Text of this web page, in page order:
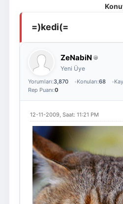
Giriş Yap
=)kedi(=
ZeNabiN
Yeni Üye
Yorumları:3,870 Konuları:68
Rep Puanı:0
12-11-2009, Saat: 11:21 PM